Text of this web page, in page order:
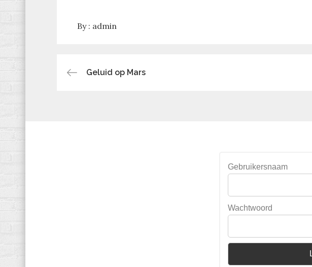
By : admin
Bericht
Geluid op Mars
Gebruikersnaam
Wachtwoord